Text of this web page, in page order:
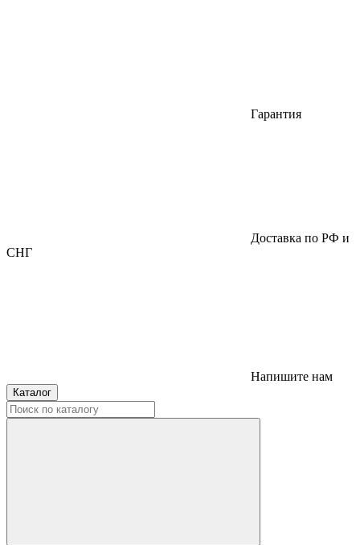
Гарантия
Доставка по РФ и
СНГ
Напишите нам
Каталог